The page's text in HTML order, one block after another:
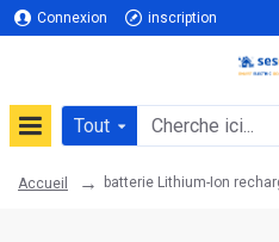
Connexion inscription
Tout
Accueil batterie Lithium-Ion